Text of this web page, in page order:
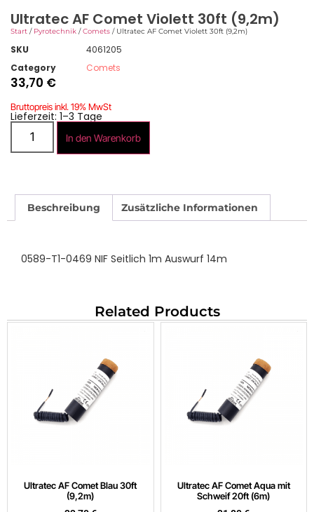
Ultratec AF Comet Violett 30ft (9,2m)
Start / Pyrotechnik /Comets / Ultratec AF Comet Violett 30ft (9,2m)
SKU
4061205
Category
Comets
33,70 €
Bruttopreis inkl. 19% MwSt
Lieferzeit: 1–3 Tage
In den Warenkorb
Beschreibung Zusätzliche Informationen
0589-T1-0469 NIF Seitlich 1m Auswurf 14m
Related Products
Ultratec AF Comet Blau 30ft
(9,2m)
Ultratec AF Comet Aqua mit
Schweif 20ft (6m)